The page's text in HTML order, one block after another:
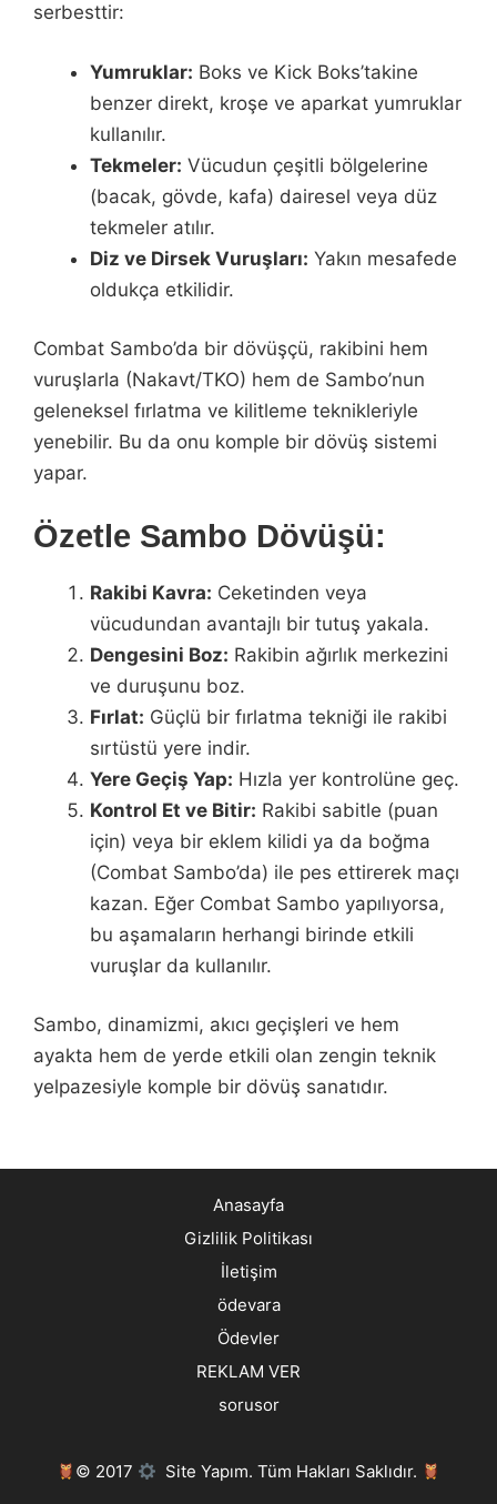
serbesttir:
Yumruklar: Boks ve Kick Boks’takine
benzer direkt, kroşe ve aparkat yumruklar
kullanılır.
Tekmeler: Vücudun çeşitli bölgelerine
(bacak, gövde, kafa) dairesel veya düz
tekmeler atılır.
Diz ve Dirsek Vuruşları: Yakın mesafede
oldukça etkilidir.
Combat Sambo’da bir dövüşçü, rakibini hem
vuruşlarla (Nakavt/TKO) hem de Sambo’nun
geleneksel fırlatma ve kilitleme teknikleriyle
yenebilir. Bu da onu komple bir dövüş sistemi
yapar.
Özetle Sambo Dövüşü:
Rakibi Kavra: Ceketinden veya
vücudundan avantajlı bir tutuş yakala.
Dengesini Boz: Rakibin ağırlık merkezini
ve duruşunu boz.
Fırlat: Güçlü bir fırlatma tekniği ile rakibi
sırtüstü yere indir.
Yere Geçiş Yap: Hızla yer kontrolüne geç.
Kontrol Et ve Bitir: Rakibi sabitle (puan
için) veya bir eklem kilidi ya da boğma
(Combat Sambo’da) ile pes ettirerek maçı
kazan. Eğer Combat Sambo yapılıyorsa,
bu aşamaların herhangi birinde etkili
vuruşlar da kullanılır.
Sambo, dinamizmi, akıcı geçişleri ve hem
ayakta hem de yerde etkili olan zengin teknik
yelpazesiyle komple bir dövüş sanatıdır.
Anasayfa
Gizlilik Politikası
İletişim
ödevara
Ödevler
REKLAM VER
sorusor
© 2017 Site Yapım. Tüm Hakları Saklıdır.